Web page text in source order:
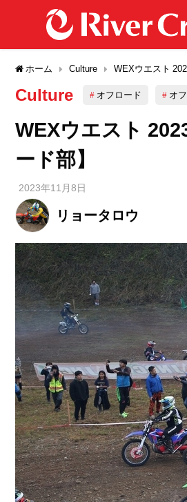
ホーム Culture WEXウエスト
Culture オフロード オ
WEXウエスト
ード部】
2023年11月8日
リョータロウ